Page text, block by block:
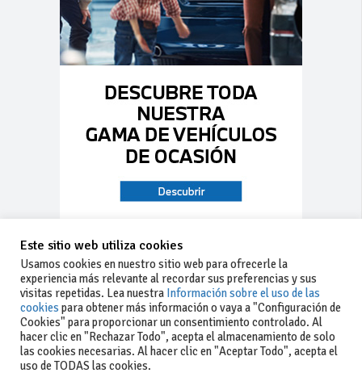
Este sitio web utiliza cookies
Usamos cookies en nuestro sitio web para ofrecerle la
experiencia más relevante al recordar sus preferencias y sus
visitas repetidas. Lea nuestra Información sobre el uso de las
cookies para obtener más información o vaya a "Configuración de
Cookies" para proporcionar un consentimiento controlado. Al
hacer clic en "Rechazar Todo", acepta el almacenamiento de solo
las cookies necesarias. Al hacer clic en "Aceptar Todo", acepta el
uso de TODAS las cookies.